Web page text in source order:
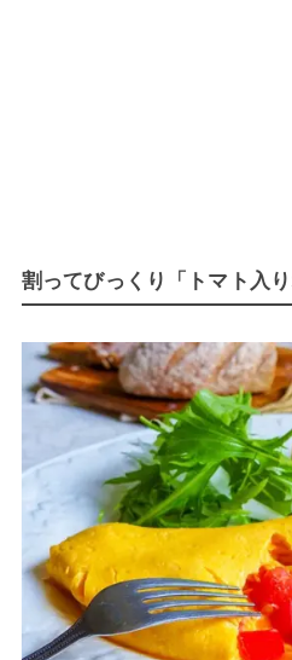
割ってびっくり「トマト入